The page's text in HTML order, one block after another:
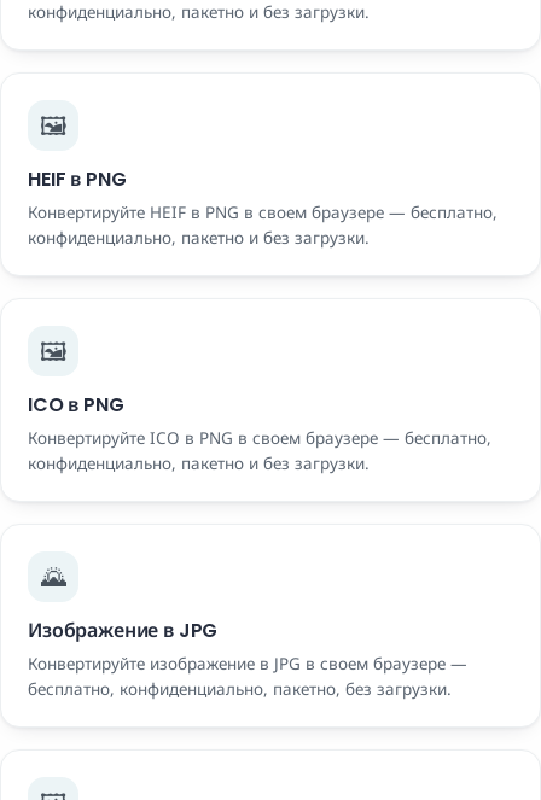
конфиденциально, пакетно и без загрузки.
🖼️
HEIF в PNG
Конвертируйте HEIF в PNG в своем браузере — бесплатно,
конфиденциально, пакетно и без загрузки.
🖼️
ICO в PNG
Конвертируйте ICO в PNG в своем браузере — бесплатно,
конфиденциально, пакетно и без загрузки.
🌄
Изображение в JPG
Конвертируйте изображение в JPG в своем браузере —
бесплатно, конфиденциально, пакетно, без загрузки.